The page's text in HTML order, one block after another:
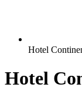
Hotel
Hotel